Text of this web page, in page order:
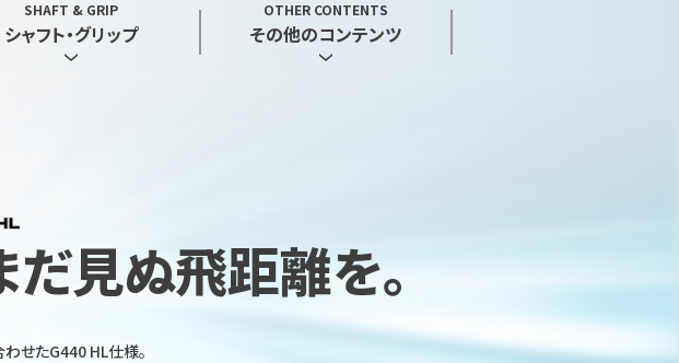
SHAFT & GRIP
シャフト・グリップ
OTHER CONTENTS
その他のコンテンツ
だ見ぬ飛距離を。
せたG440 HL仕様。